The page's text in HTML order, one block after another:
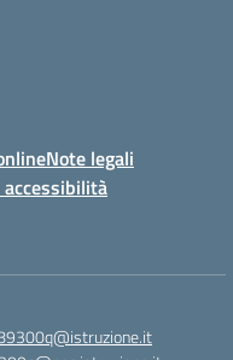
Note legali
accessibilità